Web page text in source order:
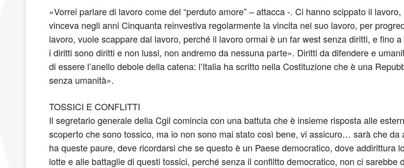
«Vorrei parlare di lavoro come del “perduto amore” – attacca -. Ci hanno scippato il
vinceva negli anni Cinquanta reinvestiva regolarmente la vincita nel suo lavoro, per
lavoro, vuole scappare dal lavoro, perché il lavoro ormai è un far west senza diritti, e fino
i diritti sono diritti e non lussi, non andremo da nessuna parte». Diritti da difendere e
di essere l’anello debole della catena: l’Italia ha scritto nella Costituzione che è una
senza umanità».
TOSSICI E CONFLITTI
Il segretario generale della Cgil comincia con una battuta che è insieme risposta alle
scoperto che sono tossico, ma io non sono mai stato così bene, vi assicuro… sarà che
ha queste paure, deve ricordarsi che se questo è un Paese democratico, dove addirittura
lotte e alle battaglie di questi tossici, perché senza il conflitto democratico, non ci